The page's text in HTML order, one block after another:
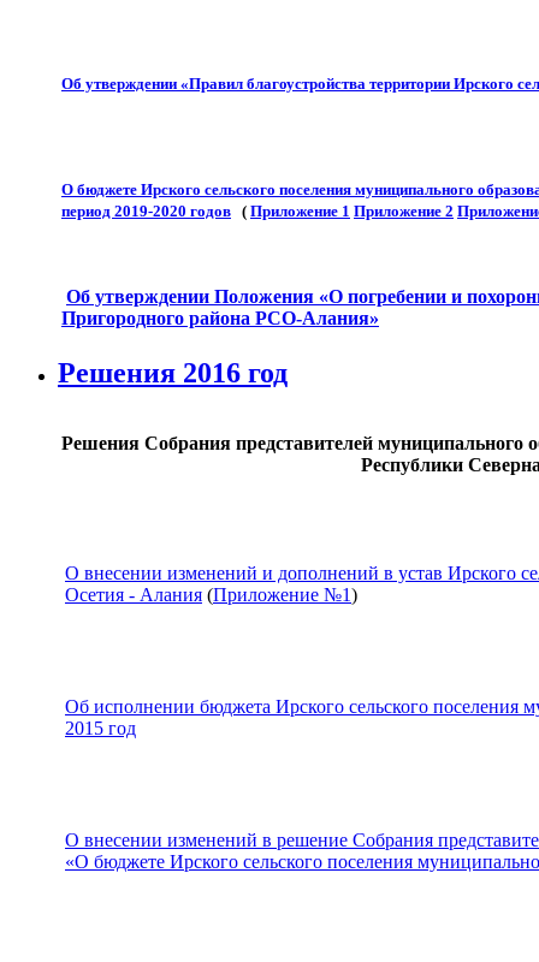
Об утверждении «Правил благоустройства территории Ирского
О бюджете Ирского сельского поселения муниципального
период 2019-2020 годов ( Приложение 1 Приложение 2
Об утверждении Положения «О погребении и
Пригородного района РСО-Алания»
Решения 2016 год
Решения Собрания представителей муниципального
Республики
О внесении изменений и дополнений в устав Ирского
Осетия - Алания (Приложение №1)
Об исполнении бюджета Ирского сельского
2015 год
О внесении изменений в решение Собрания
«О бюджете Ирского сельского поселения